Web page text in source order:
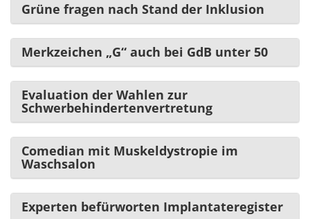
Grüne fragen nach Stand der Inklusion
Merkzeichen „G“ auch bei GdB unter 50
Evaluation der Wahlen zur
Schwerbehindertenvertretung
Comedian mit Muskeldystropie im
Waschsalon
Experten befürworten Implantateregister